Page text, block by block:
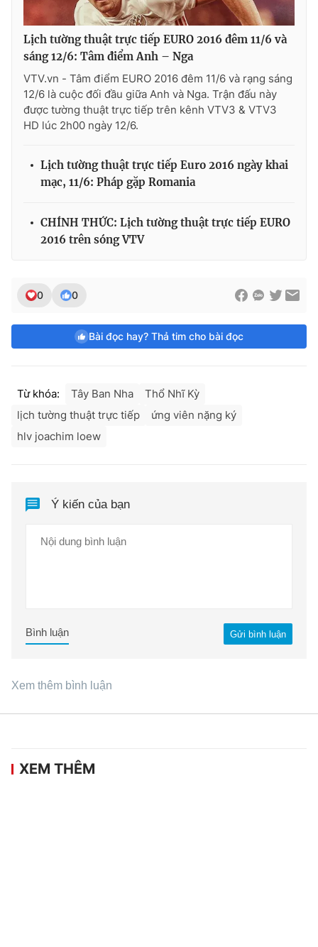
Lịch tường thuật trực tiếp EURO 2016 đêm 11/6 và
sáng 12/6: Tâm điểm Anh – Nga
VTV.vn - Tâm điểm EURO 2016 đêm 11/6 và rạng sáng
12/6 là cuộc đối đầu giữa Anh và Nga. Trận đấu này
được tường thuật trực tiếp trên kênh VTV3 & VTV3
HD lúc 2h00 ngày 12/6.
Lịch tường thuật trực tiếp Euro 2016 ngày khai
mạc, 11/6: Pháp gặp Romania
CHÍNH THỨC: Lịch tường thuật trực tiếp EURO
2016 trên sóng VTV
0 0
Bài đọc hay? Thả tim cho bài đọc
Từ khóa: Tây Ban Nha
Thổ Nhĩ Kỳ
lịch tường thuật trực tiếp
ứng viên nặng ký
hlv joachim loew
Ý kiến của bạn
Gửi bình luận
Bình luận
Xem thêm bình luận
XEM THÊM